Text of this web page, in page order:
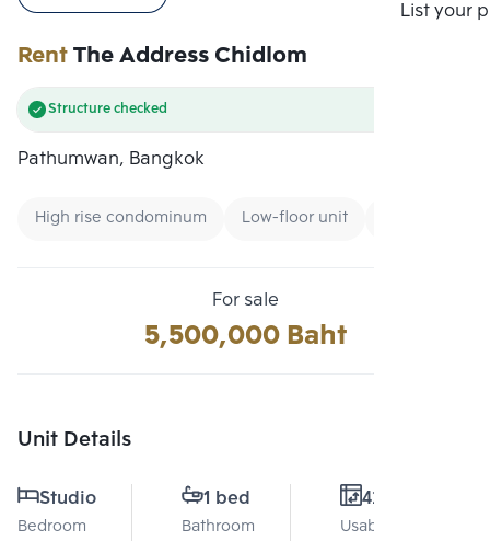
List your
RentThe Address Chidlom
Structure checked
Pathumwan, Bangkok
High rise condominum Low-floor unit
For sale
5,500,000 Baht
Unit Details
Studio
Bedroom
1 bed
Bathroom
42 Sq.m.
Usable area